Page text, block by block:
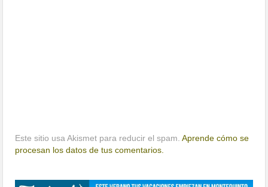
Este sitio usa Akismet para reducir el spam.Aprende cómo se
procesan los datos de tus comentarios.